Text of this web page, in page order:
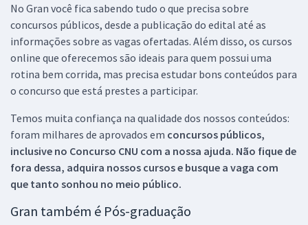
No Gran você fica sabendo tudo o que precisa sobre
concursos públicos, desde a publicação do edital até as
informações sobre as vagas ofertadas. Além disso, os cursos
online que oferecemos são ideais para quem possui uma
rotina bem corrida, mas precisa estudar bons conteúdos para
o concurso que está prestes a participar.
Temos muita confiança na qualidade dos nossos conteúdos:
foram milhares de aprovados em concursos públicos,
inclusive no Concurso CNU com a nossa ajuda. Não fique de
fora dessa, adquira nossos cursos e busque a vaga com
que tanto sonhou no meio público.
Gran também é Pós-graduação